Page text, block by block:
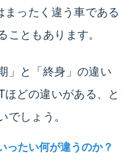
ったく違う車である
ともあります。
」と「終身」の違い
どの違いがある、と
しょう。
ったい何が違うのか？